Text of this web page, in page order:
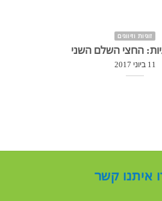
זוגיות וזיווגים
החצי השלם השני
11 ביוני 2017
איתנו קשר